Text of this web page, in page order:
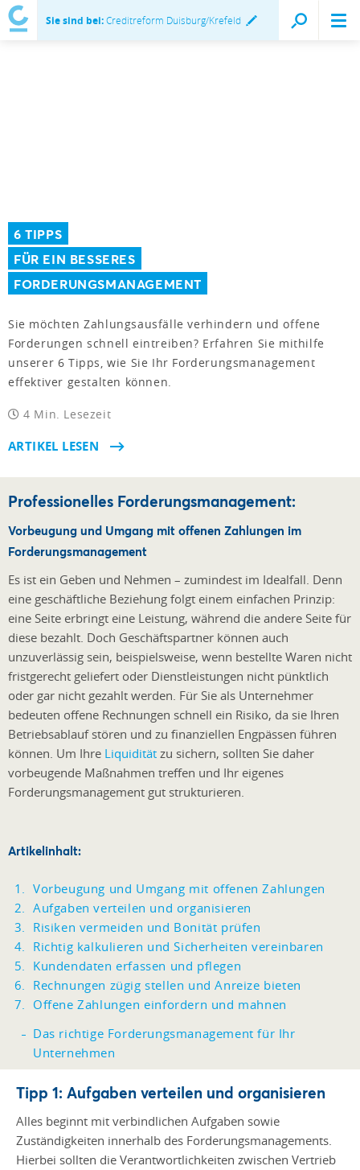
Sie sind bei:Creditreform Duisburg/Krefeld
6 TIPPS
FÜR EIN BESSERES
FORDERUNGSMANAGEMENT
Sie möchten Zahlungsausfälle verhindern und offene
Forderungen schnell eintreiben? Erfahren Sie mithilfe
unserer 6 Tipps, wie Sie Ihr Forderungsmanagement
effektiver gestalten können.
4 Min. Lesezeit
ARTIKEL LESEN
Professionelles Forderungsmanagement:
Vorbeugung und Umgang mit offenen Zahlungen im
Forderungsmanagement
Es ist ein Geben und Nehmen – zumindest im Idealfall. Denn
eine geschäftliche Beziehung folgt einem einfachen Prinzip:
eine Seite erbringt eine Leistung, während die andere Seite für
diese bezahlt. Doch Geschäftspartner können auch
unzuverlässig sein, beispielsweise, wenn bestellte Waren nicht
fristgerecht geliefert oder Dienstleistungen nicht pünktlich
oder gar nicht gezahlt werden. Für Sie als Unternehmer
bedeuten offene Rechnungen schnell ein Risiko, da sie Ihren
Betriebsablauf stören und zu finanziellen Engpässen führen
können. Um Ihre Liquidität zu sichern, sollten Sie daher
vorbeugende Maßnahmen treffen und Ihr eigenes
Forderungsmanagement gut strukturieren.
Artikelinhalt:
Vorbeugung und Umgang mit offenen Zahlungen
Aufgaben verteilen und organisieren
Risiken vermeiden und Bonität prüfen
Richtig kalkulieren und Sicherheiten vereinbaren
Kundendaten erfassen und pflegen
Rechnungen zügig stellen und Anreize bieten
Offene Zahlungen einfordern und mahnen
Das richtige Forderungsmanagement für Ihr
Unternehmen
Tipp 1: Aufgaben verteilen und organisieren
Alles beginnt mit verbindlichen Aufgaben sowie
Zuständigkeiten innerhalb des Forderungsmanagements.
Hierbei sollten die Verantwortlichkeiten zwischen Vertrieb